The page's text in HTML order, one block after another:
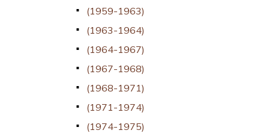
(1959-1963)
(1963-1964)
(1964-1967)
(1967-1968)
(1968-1971)
(1971-1974)
(1974-1975)